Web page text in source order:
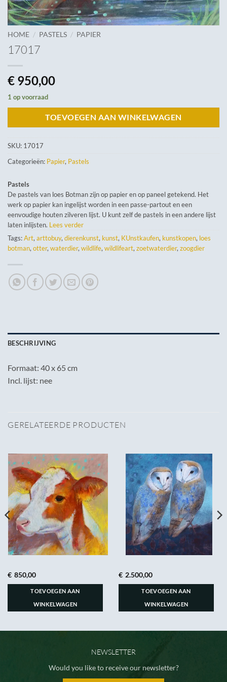
HOME / PASTELS / PAPIER
17017
€ 950,00
1 op voorraad
TOEVOEGEN AAN WINKELWAGEN
SKU: 17017
Categorieën: Papier, Pastels
Pastels
De pastels van loes Botman zijn op papier en op paneel getekend. Het
werk op papier kan ingelijst worden in een passe-partout en een
eenvoudige houten zilveren lijst. U kunt zelf de pastels in een andere lijst
laten inlijsten. Lees verder
Tags:Art, arttobuy, dierenkunst, kunst, KUnstkaufen, kunstkopen, loes
botman, otter, waterdier, wildlife, wildlifeart, zoetwaterdier, zoogdier
BESCHRIJVING
Formaat: 40 x 65 cm
Incl. lijst: nee
GERELATEERDE PRODUCTEN
€ 850,00
TOEVOEGEN AAN
WINKELWAGEN
€ 2.500,00
TOEVOEGEN AAN
WINKELWAGEN
NEWSLETTER
Would you like to receive our newsletter?